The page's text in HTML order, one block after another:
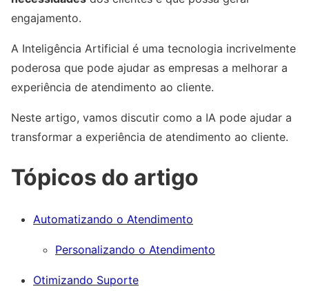
engajamento.
A Inteligência Artificial é uma tecnologia incrivelmente
poderosa que pode ajudar as empresas a melhorar a
experiência de atendimento ao cliente.
Neste artigo, vamos discutir como a IA pode ajudar a
transformar a experiência de atendimento ao cliente.
Tópicos do artigo
Automatizando o Atendimento
Personalizando o Atendimento
Otimizando Suporte